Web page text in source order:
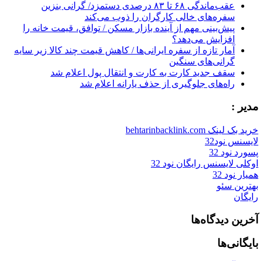
عقب‌ماندگی ۶۸ تا ۸۳ درصدی دستمزد/ گرانی بنزین
سفره‌های خالی کارگران را ذوب می‌کند
پیش‌بینی مهم از آینده بازار مسکن / توافق، قیمت خانه را
افزایش می‌دهد؟
آمار تازه از سفره ایرانی‌ها / کاهش قیمت چند کالا زیر سایه
گرانی‌های سنگین
سقف جدید کارت به کارت و انتقال پول اعلام شد
راه‌های جلوگیری از حذف یارانه اعلام شد
مدیر :
خرید بک لینک behtarinbacklink.com
لایسنس نود32
پسورد نود 32
اوکلی لایسنس رایگان نود 32
همیار نود 32
بهترین سئو
رایگان
آخرین دیدگاه‌ها
بایگانی‌ها